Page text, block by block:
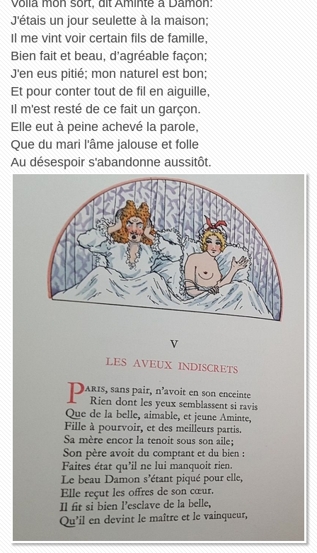
J'étais un jour seulette à la maison;
Il me vint voir certain fils de famille,
Bien fait et beau, d’agréable façon;
J'en eus pitié; mon naturel est bon;
Et pour conter tout de fil en aiguille,
Il m'est resté de ce fait un garçon.
Elle eut à peine achevé la parole,
Que du mari l'âme jalouse et folle
Au désespoir s'abandonne aussitôt.